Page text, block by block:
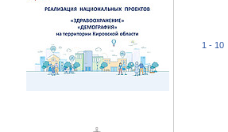
1 - 10